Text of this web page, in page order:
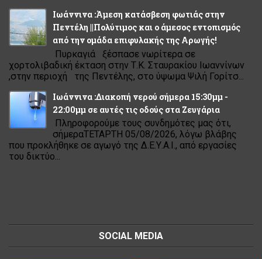
Ιωάννινα :Άμεση κατάσβεση φωτιάς στην
Πεντέλη ||Πολύτιμος και ο άμεσος εντοπισμός
από την ομάδα επιφυλακής της Αρωγής!
Πυρκαγιά ξέσπασε νωρίτερα σε
χορτολιβαδική έκταση στην Τ.Κ. Σταυρακίου Ιωαννίνων
,στην περιοχή της Πεντέλης, στο ύψωμα Ψιλή Γορίτσ...
Ιωάννινα :Διακοπή νερού σήμερα 15:30μμ -
22:00μμ σε αυτές τις οδούς στα Ζευγάρια
Πληροφορούμε τους συνδημότες μας ότι,
σήμεραΤΕΤΑΡΤΗ 05/08/2026, λόγω βλάβης
που προκλήθηκε σε αγωγό της Δ.Ε.Υ.Α.Ι., από εργασίες
του δικτύο...
SOCIAL MEDIA